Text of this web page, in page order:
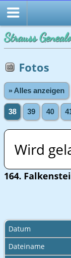
Strauss
Fotos
» Alles anzeigen
38 39 40
Wird
164.
Datum
Dateiname